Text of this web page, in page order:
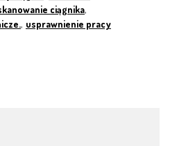
ciągnika,
, usprawnienie pracy